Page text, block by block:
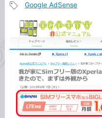
事
カ
テ
ゴ
リ
事
タ
グ
Google AdSense